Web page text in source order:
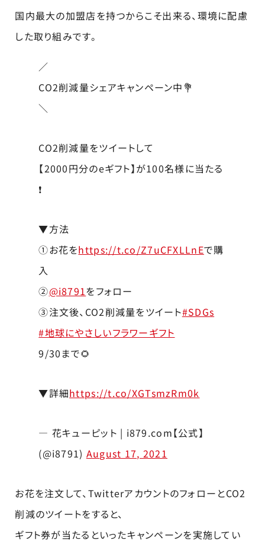
国内最大の加盟店を持つからこそ出来る、環境に配慮
した取り組みです。
／
CO2削減量シェアキャンペーン中💐
＼
CO2削減量をツイートして
【2000円分のeギフト】が100名様に当たる
❗️
▼方法
①お花をhttps://t.co/Z7uCFXLLnEで購
入
②@i8791をフォロー
③注文後、CO2削減量をツイート#SDGs
#地球にやさしいフラワーギフト
9/30まで🌻
▼詳細https://t.co/XGTsmzRm0k
— 花キューピット | i879.com【公式】
(@i8791) August 17, 2021
お花を注文して、TwitterアカウントのフォローとCO2
削減のツイートをすると、
ギフト券が当たるといったキャンペーンを実施してい